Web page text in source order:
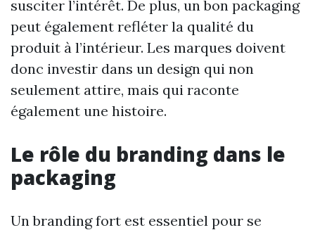
susciter l’intérêt. De plus, un bon packaging
peut également refléter la qualité du
produit à l’intérieur. Les marques doivent
donc investir dans un design qui non
seulement attire, mais qui raconte
également une histoire.
Le rôle du branding dans le
packaging
Un branding fort est essentiel pour se